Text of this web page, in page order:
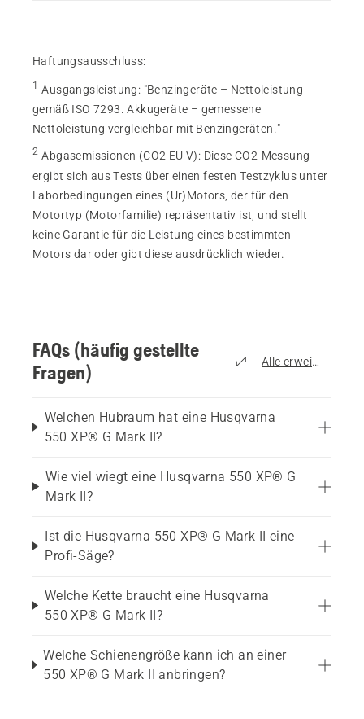
Haftungsausschluss:
1 Ausgangsleistung: "Benzingeräte – Nettoleistung
gemäß ISO 7293. Akkugeräte – gemessene
Nettoleistung vergleichbar mit Benzingeräten."
2 Abgasemissionen (CO2 EU V): Diese CO2-Messung
ergibt sich aus Tests über einen festen Testzyklus unter
Laborbedingungen eines (Ur)Motors, der für den
Motortyp (Motorfamilie) repräsentativ ist, und stellt
keine Garantie für die Leistung eines bestimmten
Motors dar oder gibt diese ausdrücklich wieder.
FAQs (häufig gestellte
Fragen)
Alle erweitern
Welchen Hubraum hat eine Husqvarna
550 XP® G Mark II?
Wie viel wiegt eine Husqvarna 550 XP® G
Mark II?
Ist die Husqvarna 550 XP® G Mark II eine
Profi-Säge?
Welche Kette braucht eine Husqvarna
550 XP® G Mark II?
Welche Schienengröße kann ich an einer
550 XP® G Mark II anbringen?